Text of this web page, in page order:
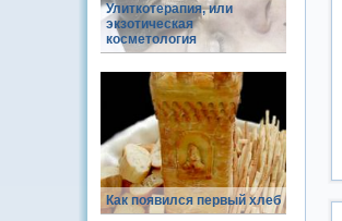
Улиткотерапия, или
экзотическая
косметология
Как появился первый хлеб